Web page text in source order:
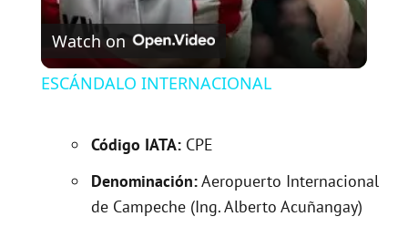
V
i
d
e
Watch on
ESCÁNDALO INTERNACIONAL
Código IATA: CPE
Denominación:Aeropuerto Internacional
de Campeche (Ing. Alberto Acuñangay)